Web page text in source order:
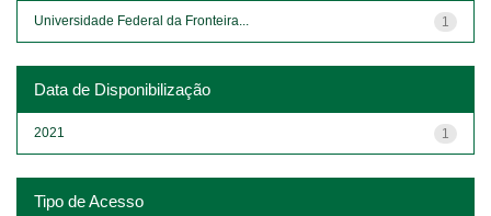
1
Universidade Federal da Fronteira...
Data de Disponibilização
1
2021
Tipo de Acesso